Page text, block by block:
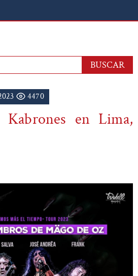
4470
Kabrones en Lima,